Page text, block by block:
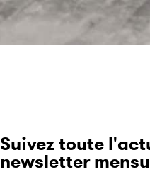
Suivez toute
newsletter